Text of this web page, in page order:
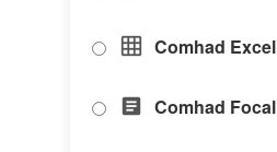
grid_on Comhad
article Comhad